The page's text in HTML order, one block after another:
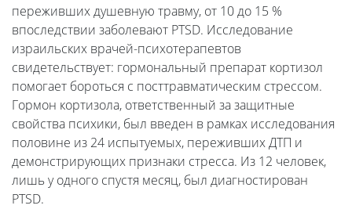
переживших душевную травму, от 10 до 15 %
впоследствии заболевают PTSD. Исследование
израильских врачей-психотерапевтов
свидетельствует: гормональный препарат кортизол
помогает бороться с посттравматическим стрессом.
Гормон кортизола, ответственный за защитные
свойства психики, был введен в рамках исследования
половине из 24 испытуемых, переживших ДТП и
демонстрирующих признаки стресса. Из 12 человек,
лишь у одного спустя месяц, был диагностирован
PTSD.